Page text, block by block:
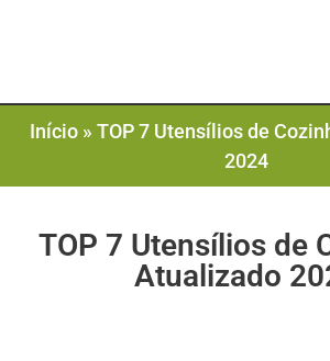
Início» TOP 7 Utensílios de
2024
TOP 7 Utensílios de
Atualizado